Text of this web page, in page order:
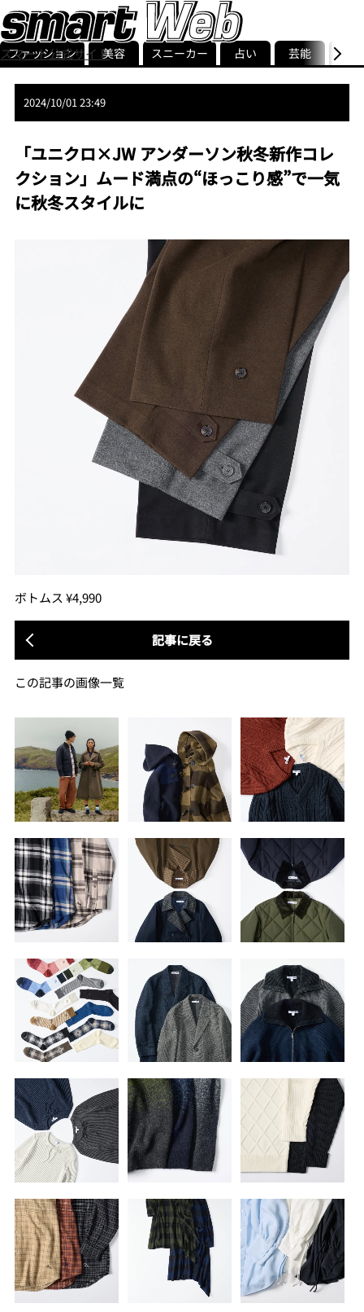
スマート公式サイト
smart最新号
記事一覧ランキング
ストリ
ファッション 美容 スニーカー 占い 芸能 グル
2024/10/01 23:49
「ユニクロ×JW アンダーソン秋冬新作コレ
クション」ムード満点の“ほっこり感”で一気
に秋冬スタイルに
ボトムス ¥4,990
記事に戻る
この記事の画像一覧